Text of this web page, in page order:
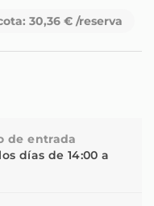
previamente
Consultar
toda la estancia.
30,36 € /reserva
de entrada
días de 14:00 a